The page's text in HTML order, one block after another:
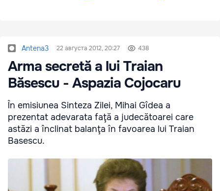
Antena3 22 августа 2012, 20:27 438
Arma secretă a lui Traian
Băsescu - Aspazia Cojocaru
În emisiunea Sinteza Zilei, Mihai Gîdea a
prezentat adevarata faţă a judecătoarei care
astăzi a înclinat balanţa în favoarea lui Traian
Basescu.